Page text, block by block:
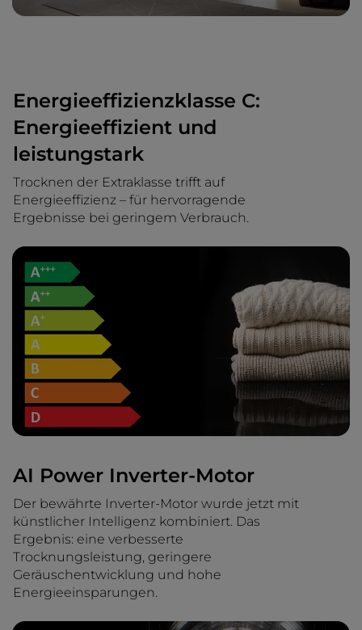
Energieeffizienzklasse C:
Energieeffizient und
leistungstark
Trocknen der Extraklasse trifft auf
Energieeffizienz – für hervorragende
Ergebnisse bei geringem Verbrauch.
AI Power Inverter-Motor
Der bewährte Inverter-Motor wurde jetzt mit
künstlicher Intelligenz kombiniert. Das
Ergebnis: eine verbesserte
Trocknungsleistung, geringere
Geräuschentwicklung und hohe
Energieeinsparungen.